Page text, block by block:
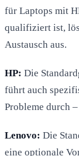
für Laptops mit
qualifiziert ist,
Austausch aus.
HP: Die
führt auch
Probleme durch
Lenovo: Die
eine optionale